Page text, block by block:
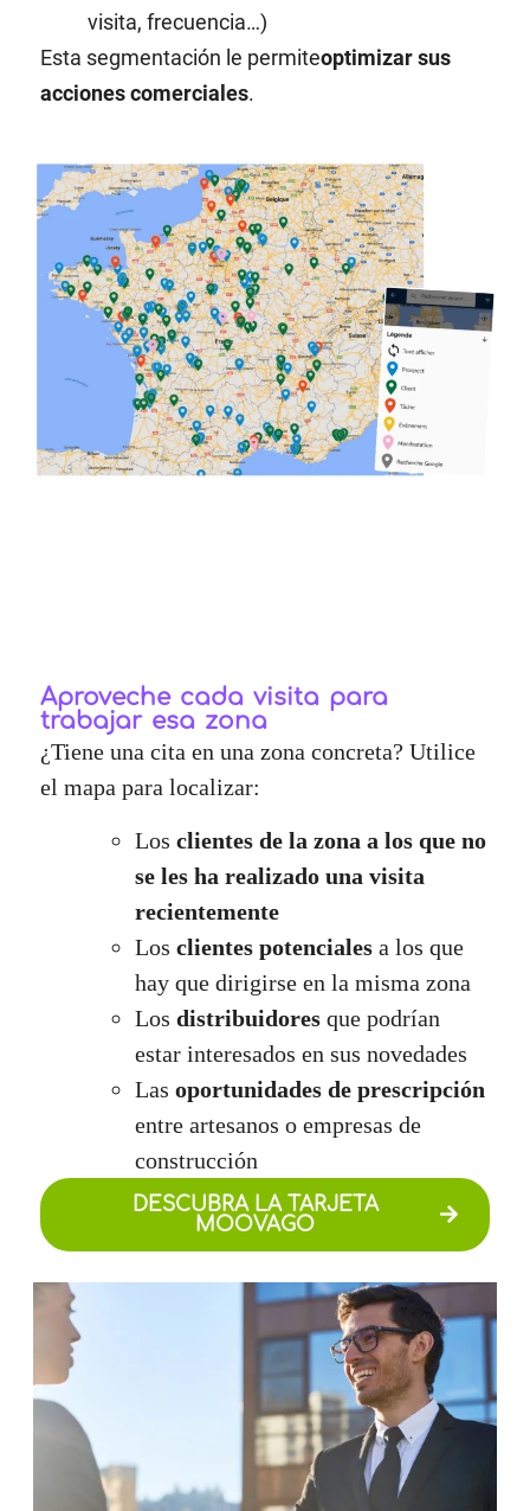
visita, frecuencia…)
Esta segmentación le permiteoptimizar sus
acciones comerciales.
Aproveche cada visita para
trabajar esa zona
¿Tiene una cita en una zona concreta? Utilice
el mapa para localizar:
Losclientes de la zona a los que no
se les ha realizado una visita
recientemente
Losclientes potenciales a los que
hay que dirigirse en la misma zona
Losdistribuidores que podrían
estar interesados en sus novedades
Lasoportunidades de prescripción
entre artesanos o empresas de
construcción
DESCUBRA LA TARJETA
MOOVAGO